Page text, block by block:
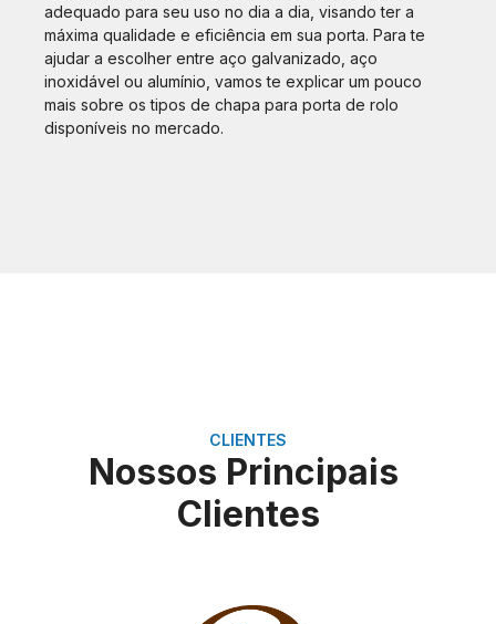
adequado para seu uso no dia a dia, visando ter a
máxima qualidade e eficiência em sua porta. Para te
ajudar a escolher entre aço galvanizado, aço
inoxidável ou alumínio, vamos te explicar um pouco
mais sobre os tipos de chapa para porta de rolo
disponíveis no mercado.
CLIENTES
Nossos Principais
Clientes